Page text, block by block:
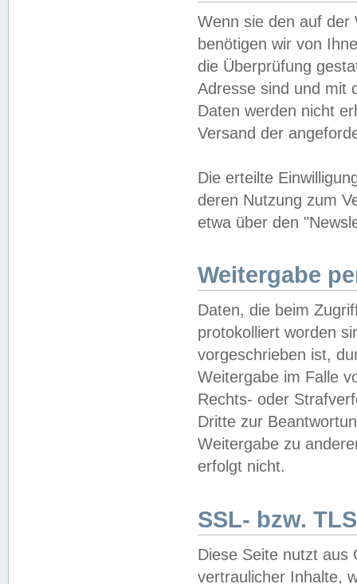
Wenn sie den auf der
benötigen wir von
die Überprüfung
Adresse sind und mit
Daten werden nicht
Versand der
Die erteilte
deren Nutzung zum
etwa über den
Weitergabe
Daten, die beim
protokolliert worden
vorgeschrieben ist,
Weitergabe im Falle
Rechts- oder
Dritte zur
Weitergabe zu
erfolgt nicht.
SSL- bzw.
Diese Seite nutzt aus
vertraulicher Inhalte,